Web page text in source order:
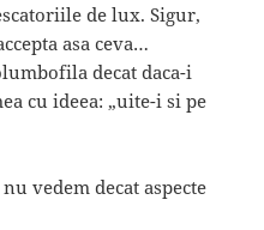
de lux. Sigur,
asa ceva…
decat daca-i
cu ideea: „uite-i si pe
vedem decat aspecte